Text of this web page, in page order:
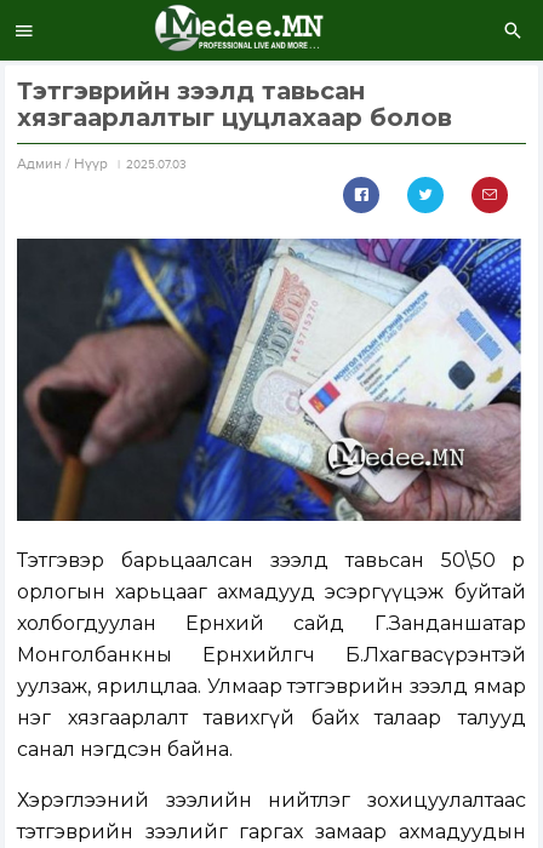
Тэтгэврийн зээлд тавьсан
хязгаарлалтыг цуцлахаар болов
Aдмин / Нүүр 2025.07.03
Тэтгэвэр барьцаалсан зээлд тавьсан 50\50 өр
орлогын харьцааг ахмадууд эсэргүүцэж буйтай
холбогдуулан Ерөнхий сайд Г.Занданшатар
Монголбанкны Ерөнхийлөгч Б.Лхагвасүрэнтэй
уулзаж, ярилцлаа. Улмаар тэтгэврийн зээлд ямар
нэг хязгаарлалт тавихгүй байх талаар талууд
санал нэгдсэн байна.
Хэрэглээний зээлийн нийтлэг зохицуулалтаас
тэтгэврийн зээлийг гаргах замаар ахмадуудын